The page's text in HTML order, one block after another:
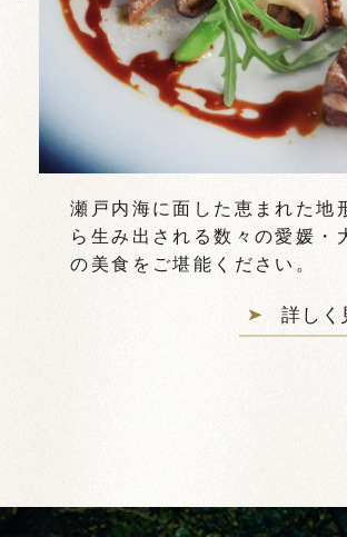
瀬戸内海に面した恵まれた地
ら生み出される数々の愛媛・
の美食をご堪能ください。
詳しく